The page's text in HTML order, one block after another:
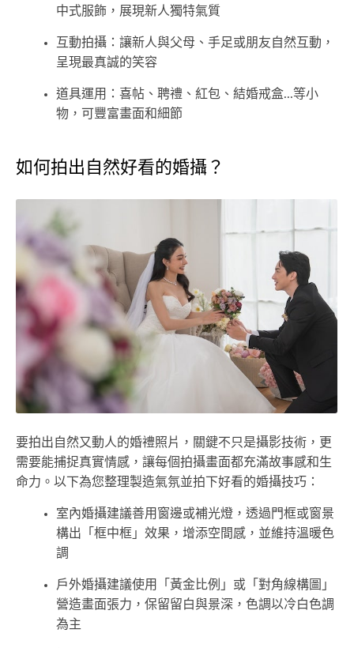
中式服飾，展現新人獨特氣質
互動拍攝：讓新人與父母、手足或朋友自然互動，
呈現最真誠的笑容
道具運用：喜帖、聘禮、紅包、結婚戒盒...等小
物，可豐富畫面和細節
如何拍出自然好看的婚攝？
要拍出自然又動人的婚禮照片，關鍵不只是攝影技術，更
需要能捕捉真實情感，讓每個拍攝畫面都充滿故事感和生
命力。以下為您整理製造氣氛並拍下好看的婚攝技巧：
室內婚攝建議善用窗邊或補光燈，透過門框或窗景
構出「框中框」效果，增添空間感，並維持溫暖色
調
戶外婚攝建議使用「黃金比例」或「對角線構圖」
營造畫面張力，保留留白與景深，色調以冷白色調
為主